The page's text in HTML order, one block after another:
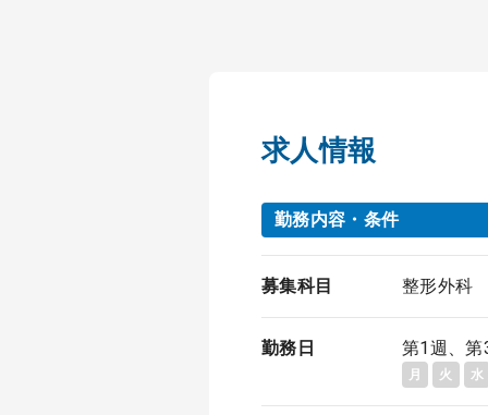
求人情報
勤務内容・条件
募集科目 整形外科
勤務日 第1週、
月 火 水